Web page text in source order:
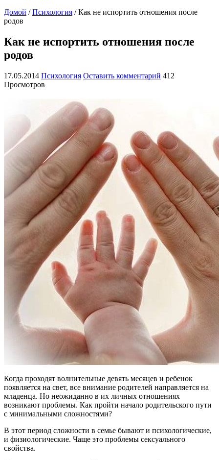
Домой / Психология / Как не испортить отношения после
родов
Как не испортить отношения после
родов
17.05.2014 Психология Оставить комментарий 412
Просмотров
Когда проходят волнительные девять месяцев и ребенок
появляется на свет, все внимание родителей направляется на
младенца. Но неожиданно в их личных отношениях
возникают проблемы. Как пройти начало родительского пути
с минимальными сложностями?
В этот период сложности в семье бывают и психологические,
и физиологические. Чаще это проблемы сексуального
свойства.